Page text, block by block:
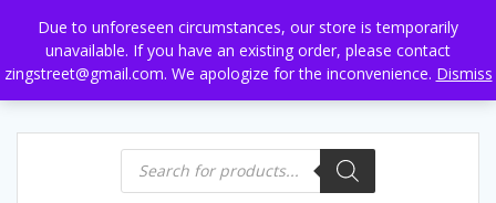
Due to unforeseen circumstances, our store is temporarily
unavailable. If you have an existing order, please contact
zingstreet@gmail.com. We apologize for the inconvenience. Dismiss
to
content
Products
search